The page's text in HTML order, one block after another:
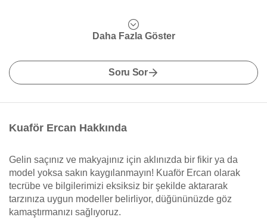
Daha Fazla Göster
Soru Sor
Kuaför Ercan Hakkında
Gelin saçınız ve makyajınız için aklınızda bir fikir ya da
model yoksa sakın kaygılanmayın! Kuaför Ercan olarak
tecrübe ve bilgilerimizi eksiksiz bir şekilde aktararak
tarzınıza uygun modeller belirliyor, düğününüzde göz
kamaştırmanızı sağlıyoruz.